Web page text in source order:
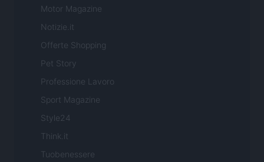
Motor Magazine
Notizie.it
Offerte Shopping
Pet Story
Professione Lavoro
Sport Magazine
Style24
Think.it
Tuobenessere